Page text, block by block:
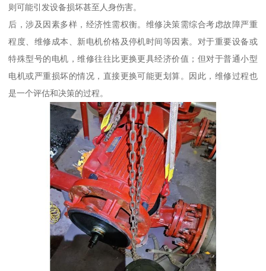
则可能引发设备损坏甚至人身伤害。
后，涉及因素多样，经济性需权衡。维修决策需综合考虑故障严重
程度、维修成本、新电机价格及停机时间等因素。对于重要设备或
特殊型号的电机，维修往往比更换更具经济价值；但对于普通小型
电机或严重损坏的情况，直接更换可能更划算。因此，维修过程也
是一个评估和决策的过程。